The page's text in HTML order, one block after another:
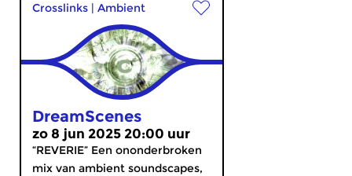
Crosslinks | Ambient
DreamScenes
zo 8 jun 2025 20:00 uur
“REVERIE” Een ononderbroken
mix van ambient soundscapes,